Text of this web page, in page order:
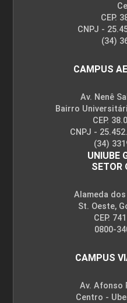
ENCONTRO
ENCONTRO
CEP.
CNPJ -
(34)
CAMPUS
Av. Nenê
Bairro
CEP.
CNPJ -
(34)
UNIUBE
SETOR
Alameda
St. Oeste,
CEP.
0800-
CAMPUS
Av. Afonso
Centro -